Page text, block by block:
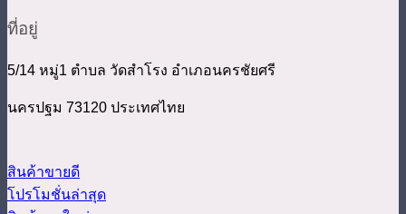
ที่อยู่
5/14 หมู่1 ตำบล วัดสำโรง อำเภอนครชัยศรี
นครปฐม 73120 ประเทศไทย
สินค้าขายดี
โปรโมชั่นล่าสุด